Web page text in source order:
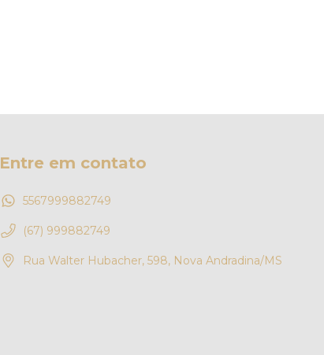
Entre em contato
5567999882749
(67) 999882749
Rua Walter Hubacher, 598, Nova Andradina/MS